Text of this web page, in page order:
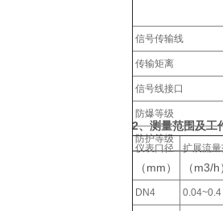
信号传输线
传输矩离
信号线接口
防爆等级
防护等级
2、测量范围及工
仪表口径
（mm）
扩展流
（m3/h
DN4 0.04~0.4